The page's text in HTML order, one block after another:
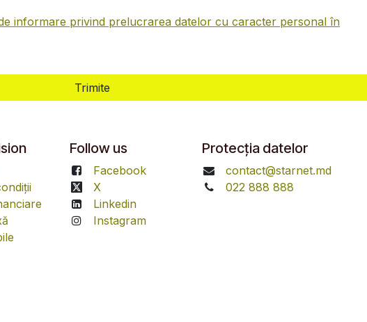
informare privind prelucrarea datelor cu caracter personal în
Trimite
Follow us
Facebook
X
Linkedin
Instagram
Protecția datelor
contact@starnet.md
022 888 888